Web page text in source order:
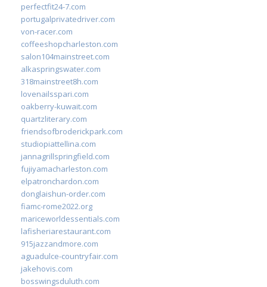
perfectfit24-7.com
portugalprivatedriver.com
von-racer.com
coffeeshopcharleston.com
salon104mainstreet.com
alkaspringswater.com
318mainstreet8h.com
lovenailsspari.com
oakberry-kuwait.com
quartzliterary.com
friendsofbroderickpark.com
studiopiattellina.com
jannagrillspringfield.com
fujiyamacharleston.com
elpatronchardon.com
donglaishun-order.com
fiamc-rome2022.org
mariceworldessentials.com
lafisheriarestaurant.com
915jazzandmore.com
aguadulce-countryfair.com
jakehovis.com
bosswingsduluth.com